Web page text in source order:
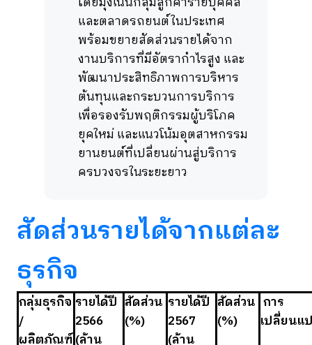
และตลาดรถยนต์ในประเทศ
พร้อมขยายสัดส่วนรายได้จาก
งานบริการที่มีอัตรากำไรสูง และ
พัฒนาประสิทธิภาพการบริหาร
ต้นทุนและกระบวนการบริการ
เพื่อรองรับพฤติกรรมผู้บริโภค
ยุคใหม่ และแนวโน้มอุตสาหกรรม
ยานยนต์ที่เปลี่ยนผ่านสู่บริการ
ครบวงจรในระยะยาว
สัดส่วนรายได้จากแต่ละ
ธุรกิจ
กลุ่มธุรกิจ
/
ผลิตภัณฑ์
รายได้ปี
2566
(ล้าน
สัดส่วน
(%)
รายได้ปี
2567
(ล้าน
สัดส่วน
(%)
การ
เปลี่ยนแ